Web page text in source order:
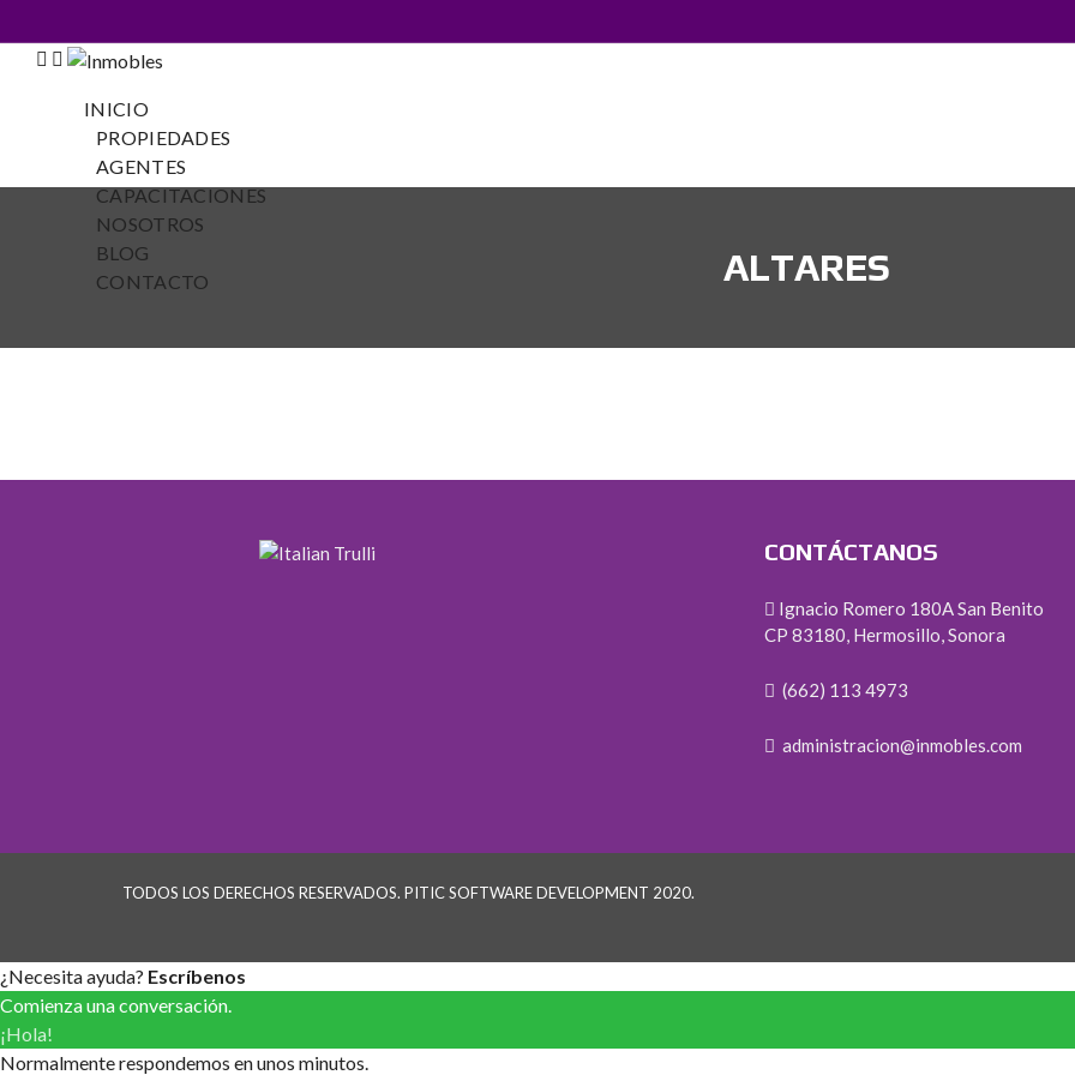
INICIO
PROPIEDADES
AGENTES
CAPACITACIONES
NOSOTROS
BLOG
CONTACTO
ALTARES
CONTÁCTANOS
Ignacio Romero 180A San Benito
CP 83180, Hermosillo, Sonora
(662) 113 4973
administracion@inmobles.com
TODOS LOS DERECHOS RESERVADOS. PITIC SOFTWARE DEVELOPMENT 2020.
¿Necesita ayuda? Escríbenos
Comienza una conversación.
¡Hola!
Normalmente respondemos en unos minutos.